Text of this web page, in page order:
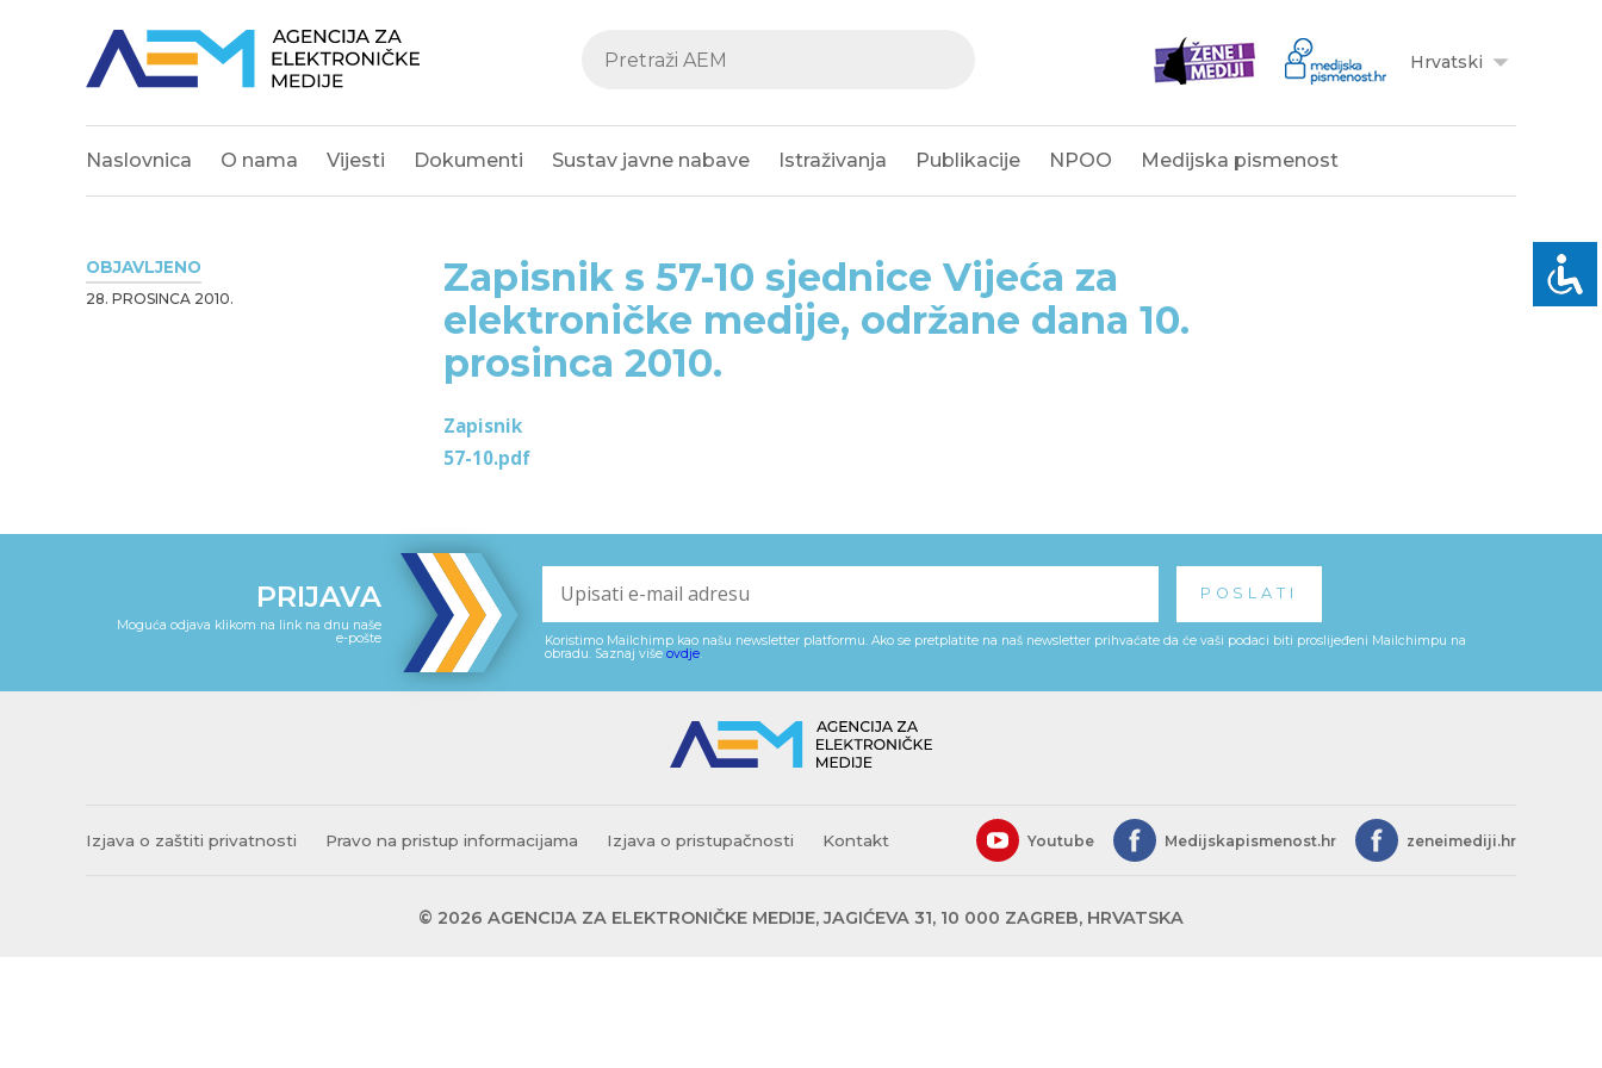
Hrvatski
Naslovnica O nama Vijesti Dokumenti Sustav javne nabave Istraživanja Publikacije NPOO Medijska pismenost
OBJAVLJENO
28. PROSINCA 2010.
Zapisnik s 57-10 sjednice Vijeća za
elektroničke medije, održane dana 10.
prosinca 2010.
Zapisnik
57-10.pdf
PRIJAVA
Moguća odjava klikom na link na dnu naše
e-pošte
Koristimo Mailchimp kao našu newsletter platformu. Ako se pretplatite na naš newsletter prihvaćate da će vaši podaci biti proslijeđeni Mailchimpu na
obradu. Saznaj više ovdje.
Izjava o zaštiti privatnosti Pravo na pristup informacijama Izjava o pristupačnosti Kontakt Youtube Medijskapismenost.hr zeneimediji.hr
© 2026 AGENCIJA ZA ELEKTRONIČKE MEDIJE, JAGIĆEVA 31, 10 000 ZAGREB, HRVATSKA